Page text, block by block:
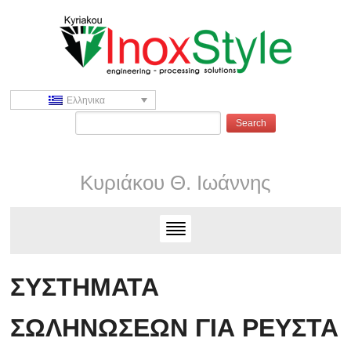
Ελληνικα
Κυριάκου Θ. Ιωάννης
ΣΥΣΤΗΜΑΤΑ
ΣΩΛΗΝΩΣΕΩΝ ΓΙΑ ΡΕΥΣΤΑ